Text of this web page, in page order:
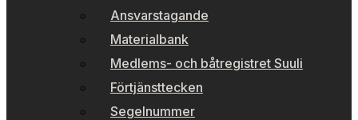
Ansvarstagande
Materialbank
Medlems- och båtregistret Suuli
Förtjänsttecken
Segelnummer